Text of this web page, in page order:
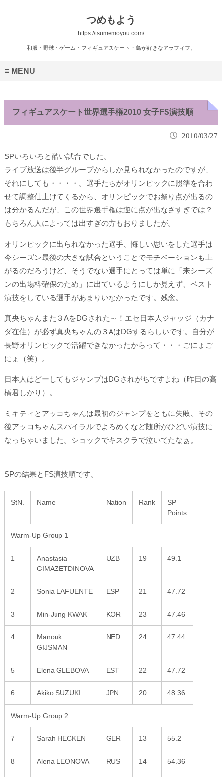
つめもよう
https://tsumemoyou.com/
和服・野球・ゲーム・フィギュアスケート・鳥が好きなアラフィフ。
MENU
フィギュアスケート世界選手権2010 女子FS演技順
2010/03/27
SPいろいろと酷い試合でした。
ライブ放送は後半グループからしか見られなかったのですが、
それにしても・・・・。選手たちがオリンピックに照準を合わ
せて調整仕上げてくるから、オリンピックでお祭り点が出るの
は分かるんだが、この世界選手権は逆に点が出なさすぎでは？
もちろん人によっては出すぎの方もおりましたが。
オリンピックに出られなかった選手、悔しい思いをした選手は
今シーズン最後の大きな試合ということでモチベーションも上
がるのだろうけど、そうでない選手にとっては単に「来シーズ
ンの出場枠確保のため」に出ているようにしか見えず、ベスト
演技をしている選手があまりいなかったです。残念。
真央ちゃんまた３AをDGされた～！エセ日本人ジャッジ（カナ
ダ在住）が必ず真央ちゃんの３AはDGするらしいです。自分が
長野オリンピックで活躍できなかったからって・・・ごにょご
にょ（笑）。
日本人はどーしてもジャンプはDGされがちですよね（昨日の高
橋君しかり）。
ミキティとアッコちゃんは最初のジャンプをともに失敗、その
後アッコちゃんスパイラルでよろめくなど随所がひどい演技に
なっちゃいました。ショックでキスクラで泣いてたなぁ。
SPの結果とFS演技順です。
StN. Name Nation Rank
SP
Points
Warm-Up Group 1
1
Anastasia
GIMAZETDINOVA
UZB 19 49.1
2 Sonia LAFUENTE ESP 21 47.72
3 Min-Jung KWAK KOR 23 47.46
4
Manouk
GIJSMAN
NED 24 47.44
5 Elena GLEBOVA EST 22 47.72
6 Akiko SUZUKI JPN 20 48.36
Warm-Up Group 2
7 Sarah HECKEN GER 13 55.2
8 Alena LEONOVA RUS 14 54.36